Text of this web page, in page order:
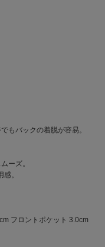
もバックの着脱が容易。
ーズ。
。
フロントポケット 3.0cm